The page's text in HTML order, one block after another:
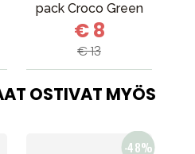
pack Croco Green
€ 8
€ 13
OSTIVAT MYÖS